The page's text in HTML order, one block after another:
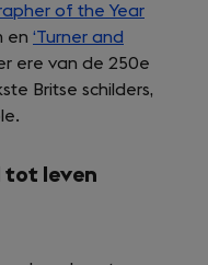
of the Year
a
new
en ‘Turner and
ere van de 250e
Britse schilders,
tot leven